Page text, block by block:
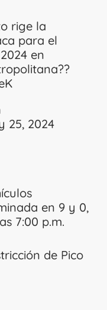
rige la
para el
en
25, 2024
en 9 y 0,
7:00 p.m.
de Pico